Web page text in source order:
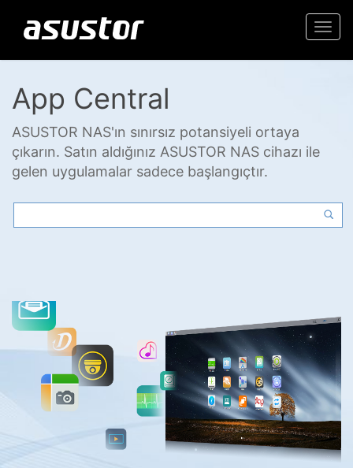
App Central
ASUSTOR NAS'ın sınırsız potansiyeli ortaya
çıkarın. Satın aldığınız ASUSTOR NAS cihazı ile
gelen uygulamalar sadece başlangıçtır.